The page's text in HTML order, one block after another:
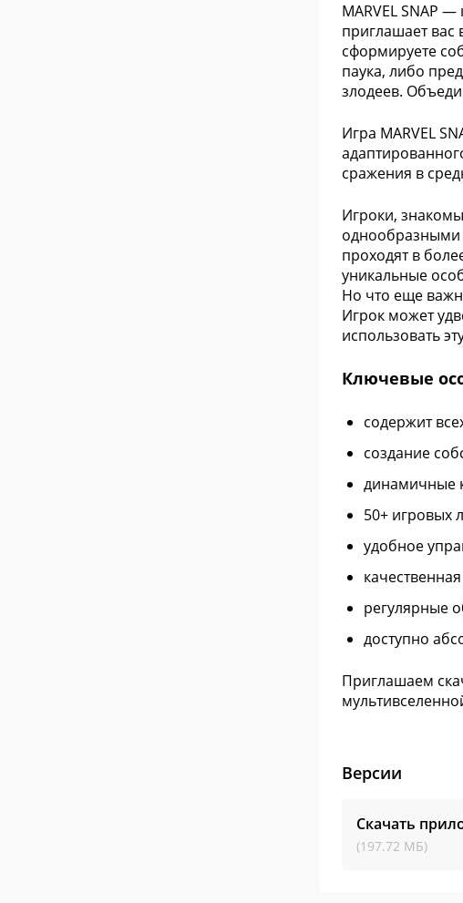
MARVEL SNAP
приглашает вас
сформируете
паука, либо
злодеев.
Игра MARVEL
сражения в
Игроки,
однообразными
проходят в
уникальные
Но что еще
Игрок может
использовать
Ключевые
содержит
создание
динамичные
50+ игровых
удобное
регулярные
доступно
Приглашаем
Версии
Скачать
(197.72 МБ)